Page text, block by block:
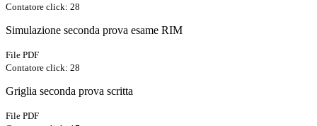
Contatore click: 28
Simulazione seconda prova esame RIM
File PDF
Contatore click: 28
Griglia seconda prova scritta
File PDF